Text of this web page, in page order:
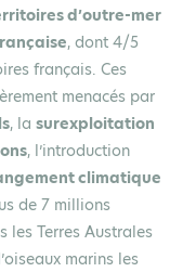
d’outre-mer
, dont 4/5
français. Ces
menacés par
, la surexploitation
, l’introduction
climatique
de 7 millions
les Terres Australes
marins les